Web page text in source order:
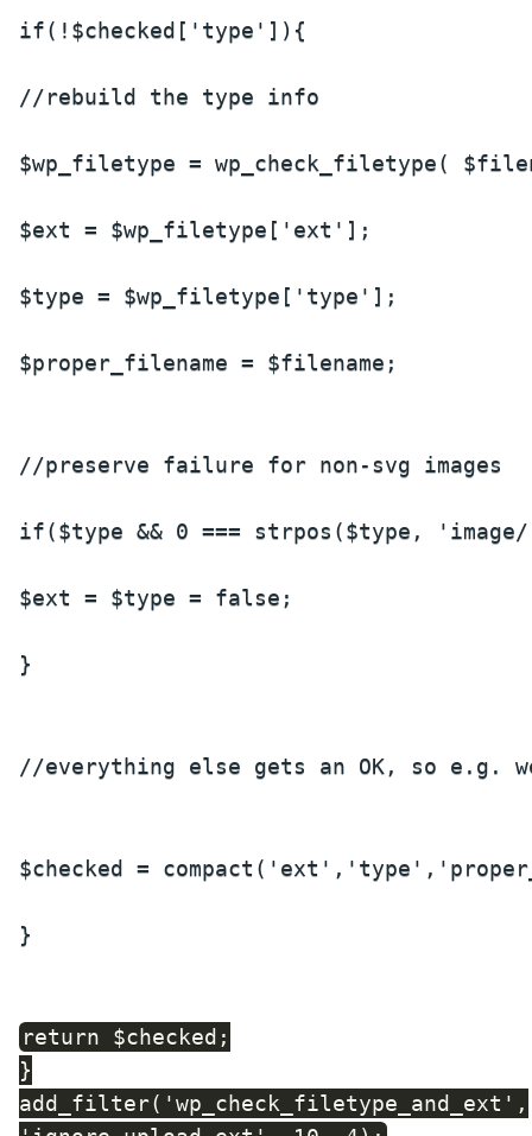
if(!$checked['type']){
//rebuild the type info
$wp_filetype = wp_check_filetype(
$ext = $wp_filetype['ext'];
$type = $wp_filetype['type'];
$proper_filename = $filename;
//preserve failure for non-svg images
if($type && 0 === strpos($type,
$ext = $type = false;
}
//everything else gets an OK, so e.g.
$checked =
}
return $checked;
}
add_filter('wp_check_filetype_and_ext',